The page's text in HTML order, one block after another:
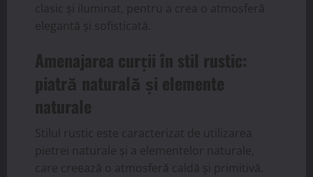
clasic și iluminat, pentru a crea o atmosferă
elegantă și sofisticată.
Amenajarea curții în stil rustic:
piatră naturală și elemente
naturale
Stilul rustic este caracterizat de utilizarea
pietrei naturale și a elementelor naturale,
care creează o atmosferă caldă și primitivă.